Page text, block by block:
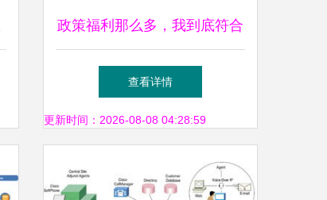
政策福利那么多，我到底符合
哪一条？莫急，相城企业网络
技术服务指南
查看详情
更新时间：2026-08-08 04:28:59